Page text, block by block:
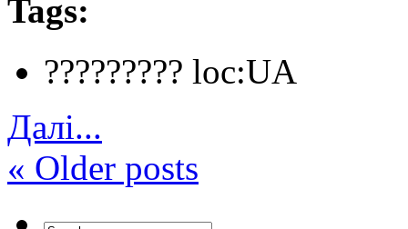
Tags:
????????? loc:UA
Далi...
« Older posts